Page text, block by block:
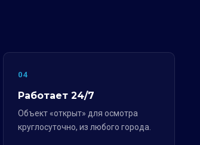
04
Работает 24/7
Объект «открыт» для осмотра
круглосуточно, из любого города.